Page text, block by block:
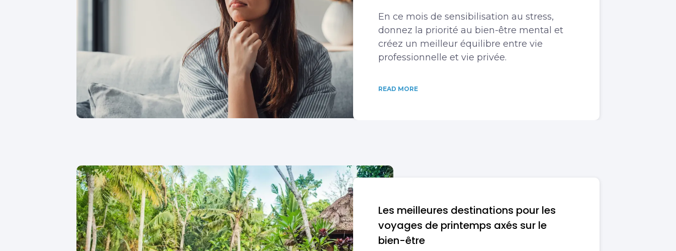
En ce mois de sensibilisation au stress,
donnez la priorité au bien-être mental et
créez un meilleur équilibre entre vie
professionnelle et vie privée.
READ MORE
Les meilleures destinations pour les
voyages de printemps axés sur le
bien-être